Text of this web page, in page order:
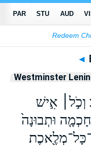
◄
Westminster
אִ֣ישׁ
וּתְבוּנָה֙